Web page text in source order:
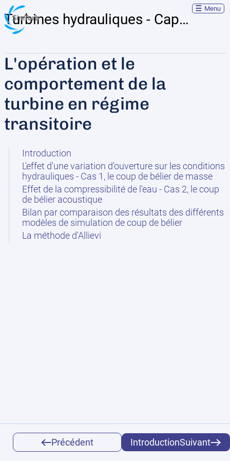
Turbines hydrauliques - Capsules théoriques
Menu
L'opération et le
comportement de la
turbine en régime
transitoire
Introduction
L'effet d'une variation d'ouverture sur les conditions
hydrauliques - Cas 1, le coup de bélier de masse
Effet de la compressibilité de l'eau - Cas 2, le coup
de bélier acoustique
Bilan par comparaison des résultats des différents
modèles de simulation de coup de bélier
La méthode d'Allievi
Précédent IntroductionSuivant